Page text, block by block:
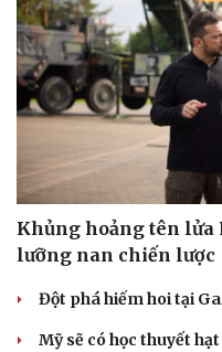
Khủng hoảng tên lửa
lưỡng nan chiến lược
Đột phá hiếm hoi tại
Mỹ sẽ có học thuyết